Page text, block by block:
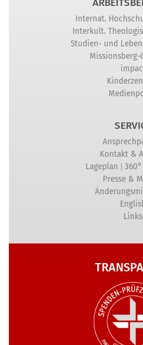
Internat.
Interkult.
Studien- und
Missionsberg-
Kontakt &
Lageplan |
Presse &
Links